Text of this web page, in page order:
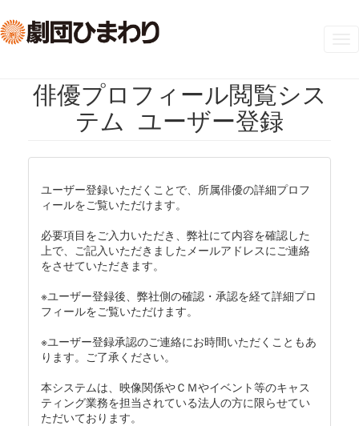
俳優プロフィール閲覧シス
テム ユーザー登録
ユーザー登録いただくことで、所属俳優の詳細プロフ
ィールをご覧いただけます。
必要項目をご入力いただき、弊社にて内容を確認した
上で、ご記入いただきましたメールアドレスにご連絡
をさせていただきます。
※ユーザー登録後、弊社側の確認・承認を経て詳細プロ
フィールをご覧いただけます。
※ユーザー登録承認のご連絡にお時間いただくこともあ
ります。ご了承ください。
本システムは、映像関係やＣＭやイベント等のキャス
ティング業務を担当されている法人の方に限らせてい
ただいております。